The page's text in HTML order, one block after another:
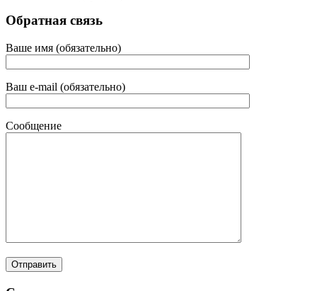
Обратная связь
Ваше имя (обязательно)
Ваш e-mail (обязательно)
Сообщение